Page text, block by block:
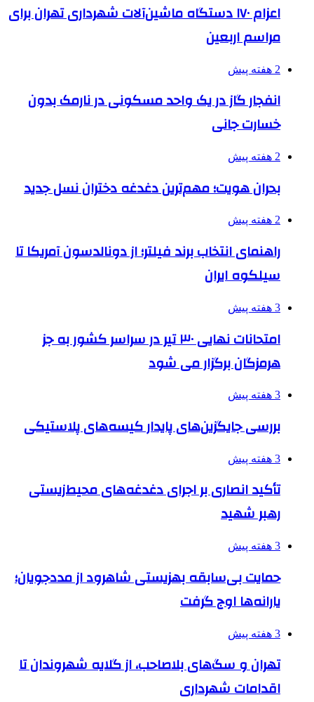
اعزام ۱۷۰ دستگاه ماشین‌آلات شهرداری تهران برای
مراسم اربعین
2 هفته پیش
انفجار گاز در یک واحد مسکونی در نارمک بدون
خسارت جانی
2 هفته پیش
بحران هویت؛ مهم‌ترین دغدغه دختران نسل جدید
2 هفته پیش
راهنمای انتخاب برند فیلتر؛ از دونالدسون آمریکا تا
سیلکوه ایران
3 هفته پیش
امتحانات نهایی ۳۰ تیر در سراسر کشور به جز
هرمزگان برگزار می شود
3 هفته پیش
بررسی جایگزین‌های پایدار کیسه‌های پلاستیکی
3 هفته پیش
تأکید انصاری بر اجرای دغدغه‌های محیط‌زیستی
رهبر شهید
3 هفته پیش
حمایت بی‌سابقه بهزیستی شاهرود از مددجویان؛
یارانه‌ها اوج گرفت
3 هفته پیش
تهران و سگ‌های بلاصاحب، از گلایه شهروندان تا
اقدامات شهرداری